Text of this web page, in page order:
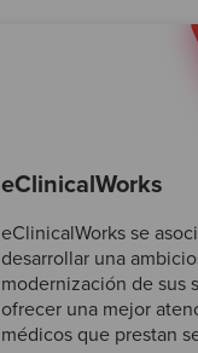
eClinicalWorks
eClinicalWorks se
desarrollar una
modernización de sus
ofrecer una mejor
médicos que prestan